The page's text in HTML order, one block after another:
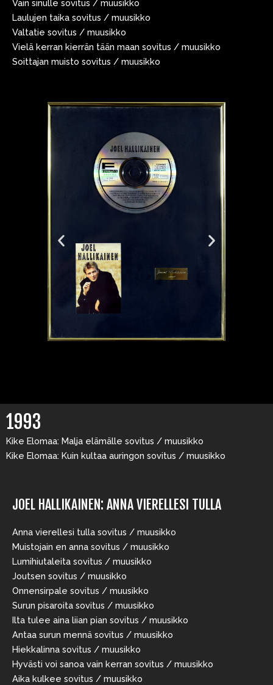
Vain sinulle sovitus / muusikko
Laulujen taika sovitus / muusikko
Valtatie sovitus / muusikko
Vielä kerran kierrän tään maan sovitus / muusikko
Soittajan muisto sovitus / muusikko
1993
Kike Elomaa: Malja elämälle sovitus / muusikko
Kike Elomaa: Kuin kultaa auringon sovitus / muusikko
JOEL HALLIKAINEN: ANNA VIERELLESI TULLA
Anna vierellesi tulla sovitus / muusikko
Muistojain en anna sovitus / muusikko
Lumihiutaleita sovitus / muusikko
Joutsen sovitus / muusikko
Onnensirpale sovitus / muusikko
Surun pisaroita sovitus / muusikko
Ilta tulee aina liian pian sovitus / muusikko
Antaa surun mennä sovitus / muusikko
Hiekkalinna sovitus / muusikko
Hyvästi voi sanoa vain kerran sovitus / muusikko
Aika kulkee sovitus / muusikko